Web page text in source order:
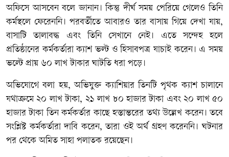
অফিসে আসবেন বলে জানান। কিন্তু দীর্ঘ সময় পেরিয়ে গেলেও তিনি
কর্মস্থলে ফেরেননি। পরবর্তীতে আবারও তার বাসায় গিয়ে দেখা যায়,
বাসাটি তালাবদ্ধ এবং তিনি সেখানে নেই। এতে সন্দেহ হলে
প্রতিষ্ঠানের কর্মকর্তারা ক্যাশ ভল্ট ও হিসাবপত্র যাচাই করেন। এ সময়
ভল্টে প্রায় ৬০ লাখ টাকার ঘাটতি ধরা পড়ে।
অভিযোগে বলা হয়, অভিযুক্ত ক্যাশিয়ার তিনটি পৃথক ক্যাশ চালানে
যথাক্রমে ২০ লাখ টাকা, ২১ লাখ ৮০ হাজার টাকা এবং ২০ লাখ ৫০
হাজার টাকা তিন কর্মকর্তার কাছে হস্তান্তরের তথ্য উল্লেখ করেন। তবে
সংশ্লিষ্ট কর্মকর্তারা দাবি করেন, তারা ওই অর্থ গ্রহণ করেননি। ঘটনার
পর থেকে অমিত সাহা পলাতক রয়েছেন।